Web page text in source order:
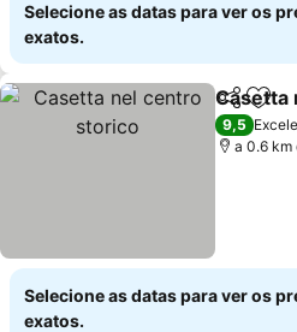
Selecione as datas para ver os
exatos.
Partilhar
Casetta
9,5
a 0.6 km
Selecione as datas para ver os
exatos.